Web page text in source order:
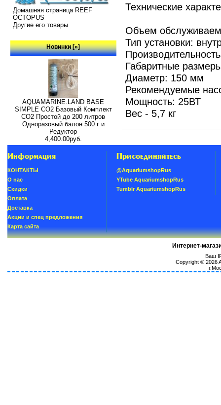
Домашняя страница REEF
OCTOPUS
Другие его товары
Новинки [»]
AQUAMARINE.LAND BASE
SIMPLE СО2 Базовый Комплект
СО2 Простой до 200 литров
Одноразовый балон 500 г и
Редуктор
4,400.00руб.
Технические
Объем
Тип установки:
Габаритные
Диаметр: 150 мм
Рекомендуемые
Мощность: 25ВТ
Вес - 5,7 кг
Информация
КОНТАКТЫ
О нас
Скидки
Oплатa
Доставка
Акции и спец предложения
Карта сайта
Присоединяйтесь
@AquariumshopRus
YTube AquariumshopRus
Tumblr AquariumshopRus
Интернет-
Ваш
Copyright © 2026